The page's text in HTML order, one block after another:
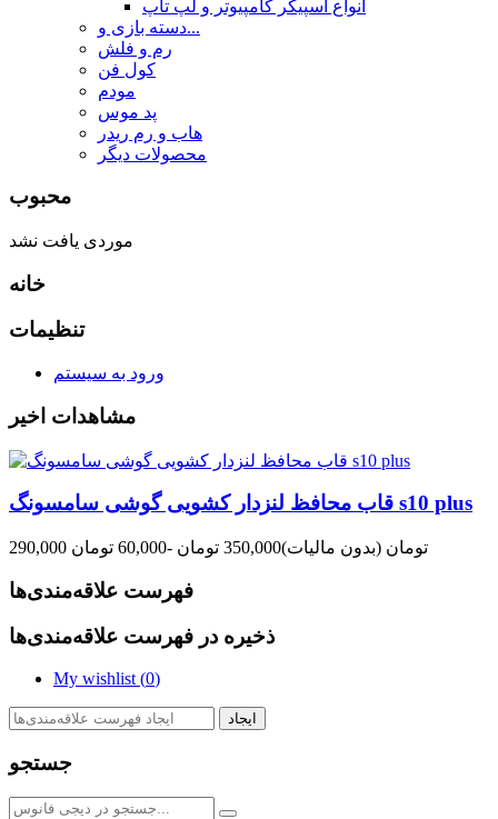
انواع اسپیکر کامپیوتر و لپ تاپ
دسته بازی و...
رم و فلش
کول فن
مودم
پد موس
هاب و رم ریدر
محصولات دیگر
محبوب
موردی یافت نشد
خانه
تنظیمات
ورود به سیستم
مشاهدات اخیر
قاب محافظ لنزدار کشویی گوشی سامسونگ s10 plus
290,000 تومان (بدون مالیات)350,000 تومان -60,000 تومان
فهرست علاقه‌مندی‌ها
ذخیره در فهرست علاقه‌مندی‌ها
My wishlist (0)
ایجاد
جستجو